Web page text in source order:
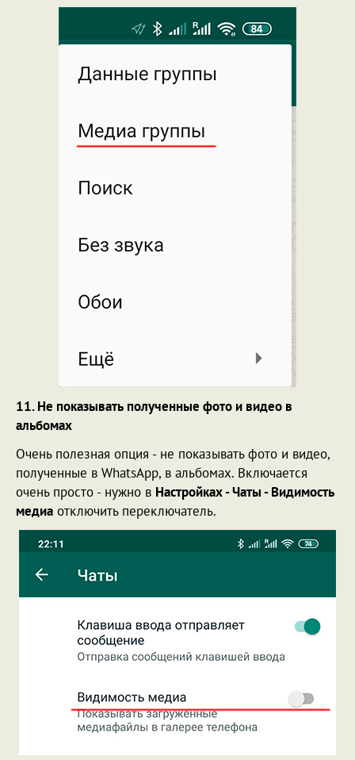
11. Не показывать полученные фото и видео в
альбомах
Очень полезная опция - не показывать фото и видео,
полученные в WhatsApp, в альбомах. Включается
очень просто - нужно в Настройках - Чаты - Видимость
медиа отключить переключатель.